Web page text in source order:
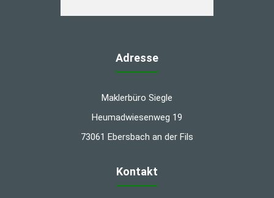
Adresse
Maklerbüro Siegle
Heumadwiesenweg 19
73061 Ebersbach an der Fils
Kontakt